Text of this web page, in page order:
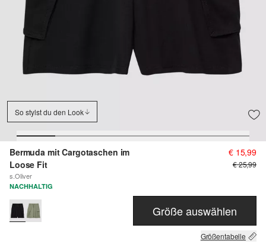
So stylst du den Look
Bermuda mit Cargotaschen im
Loose Fit
s.Oliver
€ 15,99
€ 25,99
NACHHALTIG
Größe auswählen
Größentabelle